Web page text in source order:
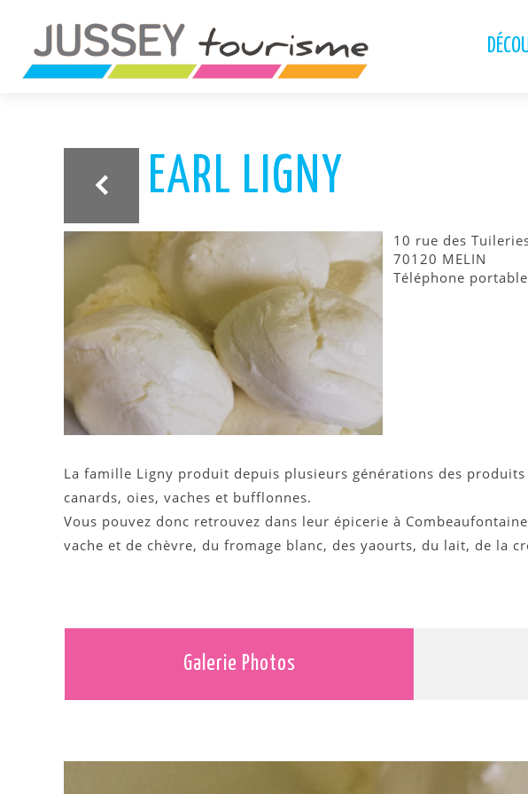
ariane
EARL LIGNY
10 rue des
70120 MELIN
Téléphone
La famille Ligny produit depuis plusieurs générations des
canards, oies, vaches et bufflonnes.
Vous pouvez donc retrouvez dans leur épicerie à
vache et de chèvre, du fromage blanc, des yaourts, du lait, de la
Galerie Photos